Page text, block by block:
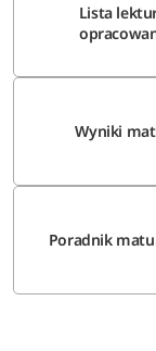
Lista
Wyniki
Poradnik